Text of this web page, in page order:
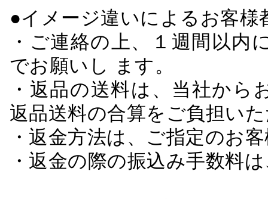
●イメージ違いによるお客
・ご連絡の上、１週間以
でお願いし ます。
・返品の送料は、当社か
返品送料の合算をご負担い
・返金方法は、ご指定のお
・返金の際の振込み手数料